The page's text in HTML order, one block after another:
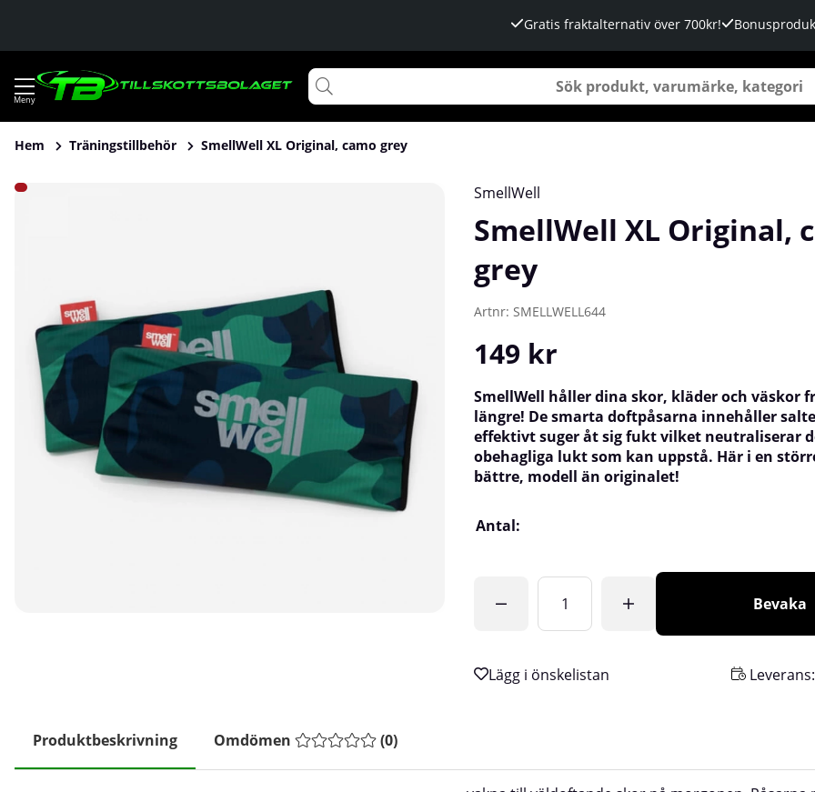
Gratis fraktalternativ över 700kr!
Hem Träningstillbehör SmellWell XL Original, camo grey
Produktbilder SmellWell XL Original, camo grey SmellWell
SmellWell XL Original,
grey
Artnr: SMELLWELL644
149 kr
SmellWell håller dina skor, kläder och väskor
längre! De smarta doftpåsarna innehåller
effektivt suger åt sig fukt vilket neutraliserar
obehagliga lukt som kan uppstå. Här i en
bättre, modell än originalet!
Antal:
Bevaka
Leverans:
Produktbeskrivning Omdömen (0)